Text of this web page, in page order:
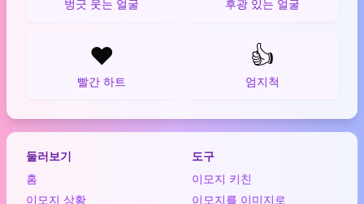
벙긋 웃는 얼굴 후광 있는 얼굴
❤️
빨간 하트
👍
엄지척
둘러보기
홈
이모지 상황
도구
이모지 키친
이모지를 이미지로